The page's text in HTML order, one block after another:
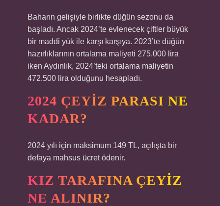
Baharın gelişiyle birlikte düğün sezonu da
başladı. Ancak 2024’te evlenecek çiftler büyük
bir maddi yük ile karşı karşıya. 2023’te düğün
hazırlıklarının ortalama maliyeti 275.000 lira
iken Aydınlık, 2024’teki ortalama maliyetin
472.500 lira olduğunu hesapladı.
2024 ÇEYIZ PARASI NE
KADAR?
2024 yılı için maksimum 149 TL, açılışta bir
defaya mahsus ücret ödenir.
KIZ TARAFINA ÇEYIZ
NE ALINIR?